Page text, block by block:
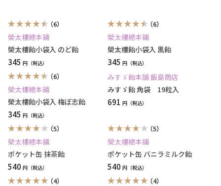
（6）
榮太樓總本鋪
榮太樓飴小袋入 のど飴
345 円
（6）
榮太樓總本鋪
榮太樓飴小袋入 黒飴
345 円
（6）
榮太樓總本鋪
榮太樓飴小袋入 梅ぼ志飴
345 円
みすゞ飴本舗 飯島商店
みすゞ飴 角袋 19粒入
691 円
（5）
榮太樓總本鋪
ポケット缶 抹茶飴
540 円
（5）
榮太樓總本鋪
ポケット缶 バニラミルク飴
540 円
（4） （4）